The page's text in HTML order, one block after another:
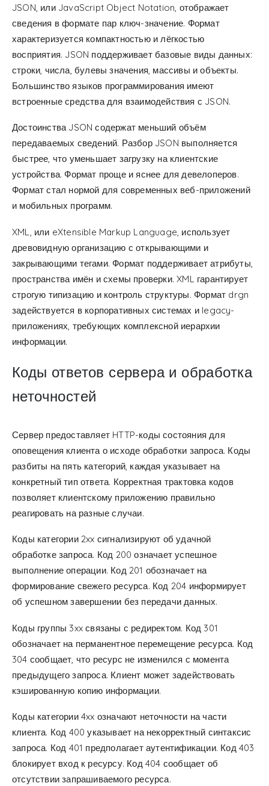
JSON, или JavaScript Object Notation, отображает
сведения в формате пар ключ-значение. Формат
характеризуется компактностью и лёгкостью
восприятия. JSON поддерживает базовые виды данных:
строки, числа, булевы значения, массивы и объекты.
Большинство языков программирования имеют
встроенные средства для взаимодействия с JSON.
Достоинства JSON содержат меньший объём
передаваемых сведений. Разбор JSON выполняется
быстрее, что уменьшает загрузку на клиентские
устройства. Формат проще и яснее для девелоперов.
Формат стал нормой для современных веб-приложений
и мобильных программ.
XML, или eXtensible Markup Language, использует
древовидную организацию с открывающими и
закрывающими тегами. Формат поддерживает атрибуты,
пространства имён и схемы проверки. XML гарантирует
строгую типизацию и контроль структуры. Формат drgn
задействуется в корпоративных системах и legacy-
приложениях, требующих комплексной иерархии
информации.
Коды ответов сервера и обработка
неточностей
Сервер предоставляет HTTP-коды состояния для
оповещения клиента о исходе обработки запроса. Коды
разбиты на пять категорий, каждая указывает на
конкретный тип ответа. Корректная трактовка кодов
позволяет клиентскому приложению правильно
реагировать на разные случаи.
Коды категории 2xx сигнализируют об удачной
обработке запроса. Код 200 означает успешное
выполнение операции. Код 201 обозначает на
формирование свежего ресурса. Код 204 информирует
об успешном завершении без передачи данных.
Коды группы 3xx связаны с редиректом. Код 301
обозначает на перманентное перемещение ресурса. Код
304 сообщает, что ресурс не изменился с момента
предыдущего запроса. Клиент может задействовать
кэшированную копию информации.
Коды категории 4xx означают неточности на части
клиента. Код 400 указывает на некорректный синтаксис
запроса. Код 401 предполагает аутентификации. Код 403
блокирует вход к ресурсу. Код 404 сообщает об
отсутствии запрашиваемого ресурса.